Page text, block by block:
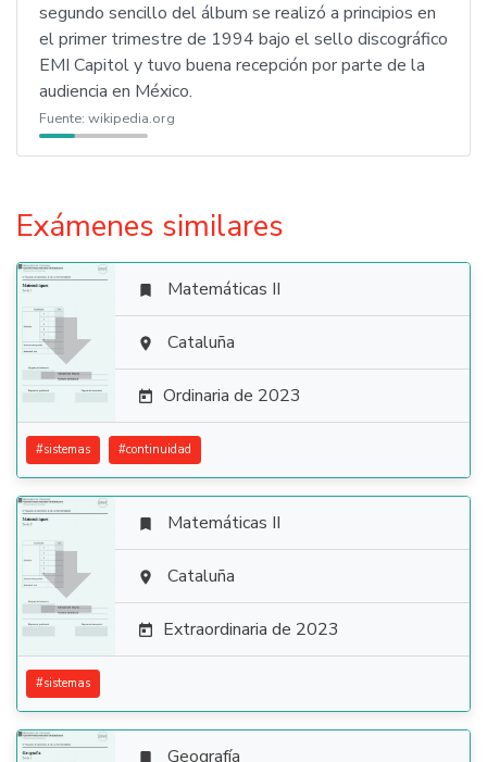
segundo sencillo del álbum se realizó a principios en
el primer trimestre de 1994 bajo el sello discográfico
EMI Capitol y tuvo buena recepción por parte de la
audiencia en México.
Fuente: wikipedia.org
Exámenes similares

 Matemáticas II
 Cataluña
 Ordinaria de 2023
#sistemas #continuidad

 Matemáticas II
 Cataluña
 Extraordinaria de 2023
#sistemas
 Geografía